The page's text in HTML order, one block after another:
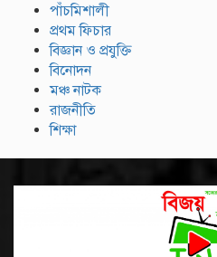
পাঁচমিশালী
প্রথম ফিচার
বিজ্ঞান ও প্রযুক্তি
বিনোদন
মঞ্চ নাটক
রাজনীতি
শিক্ষা